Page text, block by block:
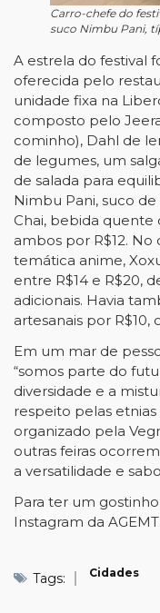
Carro-chefe do
suco Nimbu Pani,
A estrela do festival
oferecida pelo
unidade fixa na
composto pelo
cominho), Dahl de
de legumes, um
de salada para
Nimbu Pani, suco
Chai, bebida quente
ambos por R$12.
temática anime,
entre R$14 e R$20,
adicionais. Havia
artesanais por R$10,
Em um mar de
“somos parte do
diversidade e a
respeito pelas etnias
organizado pela
outras feiras
a versatilidade e
Para ter um
Instagram da AGEMT.
Tags: Cidades